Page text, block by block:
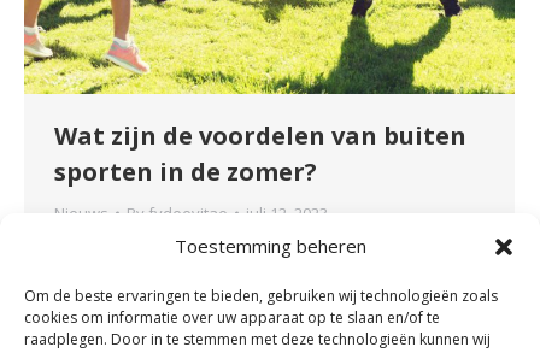
Toestemming beheren
Om de beste ervaringen te bieden, gebruiken wij technologieën zoals
cookies om informatie over uw apparaat op te slaan en/of te
raadplegen. Door in te stemmen met deze technologieën kunnen wij
Wat zijn de voordelen van buiten
sporten in de zomer?
Nieuws Byfydeevitae juli 12, 2023
Het zonnetje begint te schijnen en de
gaan bewegen! Maar welke sporten zijn nu
veilig om te doen wanneer u last heeft van uw